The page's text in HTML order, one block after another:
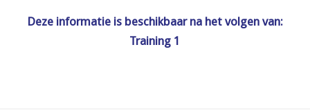
Deze informatie is beschikbaar na het volgen van:
Training 1